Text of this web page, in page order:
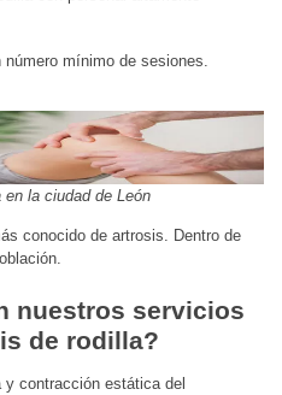
mínimo de sesiones.
en la ciudad de León
conocido de artrosis. Dentro de
nuestros servicios
de rodilla?
y contracción estática del